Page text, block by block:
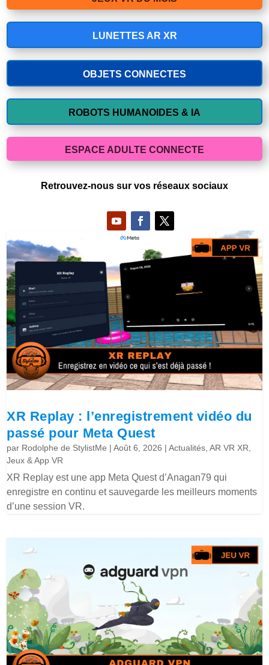
LUNETTES AR XR
OBJETS CONNECTES
ROBOTS HUMANOIDES & IA
ESPACE ADULTE CONNECTE
Retrouvez-nous sur vos réseaux sociaux
XR Replay : l’enregistrement vidéo du
passé pour Meta Quest
par Rodolphe de StylistMe |Août 6, 2026 |Actualités ,AR VR XR
Jeux & App VR
XR Replay est une app Meta Quest d’Anagan79 qui
enregistre en continu et sauvegarde les meilleurs moments
d’une session VR.